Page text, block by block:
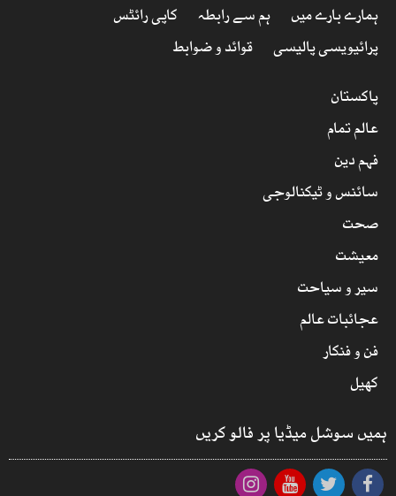
ہمارے بارے میں ہم سے رابطہ
کاپی رائٹس
پرائیویسی پالیسی
قوائد و ضوابط
پاکستان
عالم تمام
فہم دین
سائنس و ٹیکنالوجی
صحت
معیشت
سیر و سیاحت
عجائبات عالم
فن و فنکار
کھیل
ہمیں سوشل میڈیا پر فالو کریں